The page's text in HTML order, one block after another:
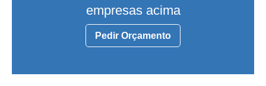
empresas acima
Pedir Orçamento